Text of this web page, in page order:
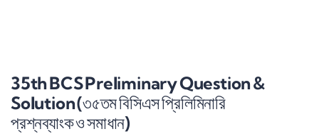
35th BCS Preliminary Question &
Solution (৩৫তম বিসিএস প্রিলিমিনারি
প্রশ্নব্যাংক ও সমাধান)